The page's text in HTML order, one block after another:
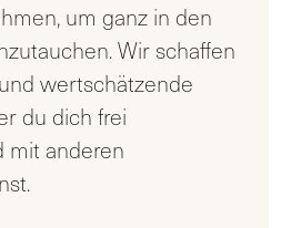
um ganz in den
Wir schaffen
wertschätzende
du dich frei
mit anderen